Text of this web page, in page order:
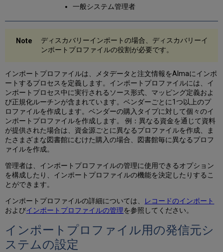
信
テ
ム
の
設
定
一般システム管理者
ディスカバリーインポートの場合、ディスカバリーイ
ンポートプロファイルの役割が必要です。
インポートプロファイルは、メタデータと注文情報をAlmaにインポ
ートするプロセスを定義します。インポートプロファイルには、イ
ンポートプロセス中に実行されるソース形式、マッピング定義およ
び正規化ルーチンが含まれています。ベンダーごとに1つ以上のプ
ロファイルを作成します。ベンダーの購入タイプに対して個々のイ
ンポートプロファイルを作成します。 例：異なる資金を通じて資料
が提供された場合は、資金源ごとに異なるプロファイルを作成、ま
たさまざまな図書館にむけた購入の場合、図書館毎に異なるプロフ
ァイルを作成。
管理者は、インポートプロファイルの管理に使用できるオプション
を構成したり、インポートプロファイルの機能を決定したりするこ
とができます。
インポートプロファイルの詳細については、
レコードのインポート
およびインポートプロファイルの管理を参照してください。
インポートプロファイル用の発信元シ
ステムの設定